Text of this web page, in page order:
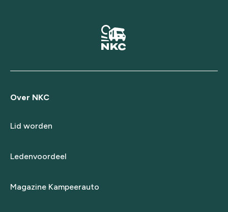
Over NKC
Lid worden
Ledenvoordeel
Magazine Kampeerauto